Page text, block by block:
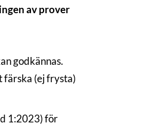
av prover
godkännas.
färska (ej frysta)
1:2023) för